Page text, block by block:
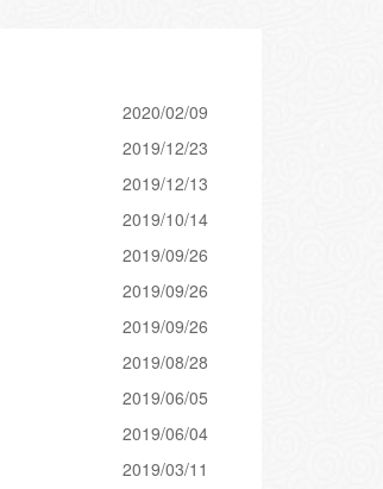
2020/02/09
2019/12/23
2019/12/13
2019/10/14
2019/09/26
2019/09/26
2019/09/26
2019/08/28
2019/06/05
2019/06/04
2019/03/11